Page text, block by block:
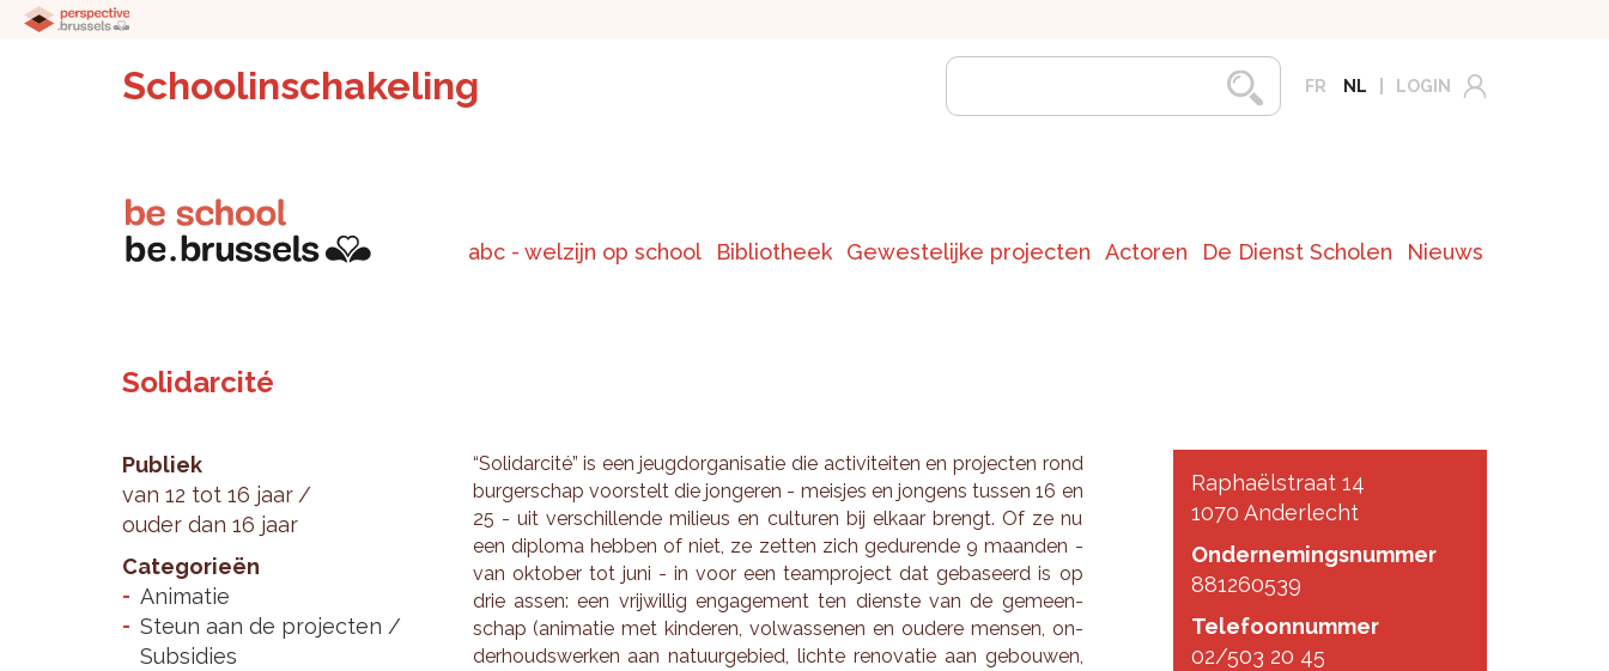
Schoolinschakeling FR NL LOGIN
abc - welzijn op school Bibliotheek Gewestelijke projecten Actoren De Dienst Scholen Nieuws
Solidarcité
Publiek
van 12 tot 16 jaar
ouder dan 16 jaar
Categorieën
Animatie
Steun aan de projecten /
Subsidies
Raphaëlstraat 14
1070 Anderlecht
Ondernemingsnummer
881260539
Telefoonnummer
02/503 20 45
“So­li­dar­cité” is een jeugd­or­ga­ni­sa­tie die ac­ti­vi­tei­ten en pro­jec­ten rond
bur­ger­schap voor­stelt die jon­ge­ren - meis­jes en jon­gens tus­sen 16 en
25 - uit ver­schil­len­de mi­li­eus en cul­tu­ren bij el­kaar brengt. Of ze nu
een di­plo­ma heb­ben of niet, ze zet­ten zich ge­du­ren­de 9 maan­den -
van ok­to­ber tot juni - in voor een team­pro­ject dat ge­ba­seerd is op
drie assen: een vrij­wil­lig en­ga­ge­ment ten dien­ste van de ge­meen­
schap (ani­ma­tie met kin­de­ren, vol­was­se­nen en ou­de­re men­sen, on­
der­houds­wer­ken aan na­tuur­ge­bied, lich­te re­no­va­tie aan ge­bou­wen,